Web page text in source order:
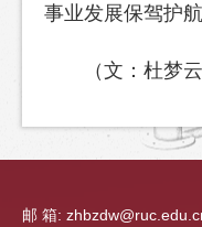
事业发展保驾护航
（文：杜梦
邮 箱: